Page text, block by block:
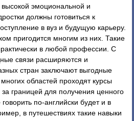
эмоциональной и
должны готовиться к
в вуз и будущую карьеру.
пригодится многим из них. Такие
в любой профессии. С
связи расширяются и
стран заключают выгодные
областей проходят курсы
границей для получения ценного
по-английски будет и в
в путешествиях такие навыки